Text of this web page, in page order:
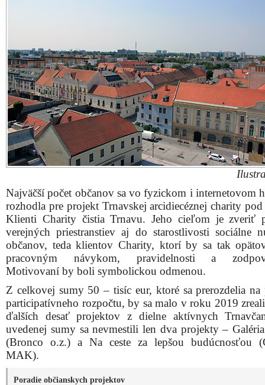
Najväčší počet občanov sa vo fyzickom i internetovom
rozhodla pre projekt Trnavskej arcidiecéznej charity
Klienti Charity čistia Trnavu. Jeho cieľom je zveriť
verejných priestranstiev aj do starostlivosti sociálne
občanov, teda klientov Charity, ktorí by sa tak
pracovným návykom, pravidelnosti a
Motivovaní by boli symbolickou odmenou.
Z celkovej sumy 50 – tisíc eur, ktoré sa prerozdelia na
participatívneho rozpočtu, by sa malo v roku 2019
ďalších desať projektov z dielne aktívnych
uvedenej sumy sa nevmestili len dva projekty –
(Bronco o.z.) a Na ceste za lepšou budúcnosťou
MAK).
Poradie občianskych projektov